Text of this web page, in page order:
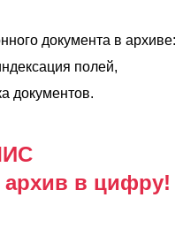
документа в архиве:
полей,
документов.
в цифру!